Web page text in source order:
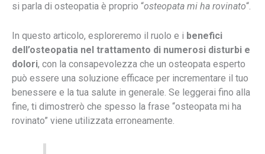
si parla di osteopatia è proprio “osteopata mi ha rovinato“.
In questo articolo, esploreremo il ruolo e i benefici
dell’osteopatia nel trattamento di numerosi disturbi e
dolori, con la consapevolezza che un osteopata esperto
può essere una soluzione efficace per incrementare il tuo
benessere e la tua salute in generale. Se leggerai fino alla
fine, ti dimostrerò che spesso la frase “osteopata mi ha
rovinato” viene utilizzata erroneamente.